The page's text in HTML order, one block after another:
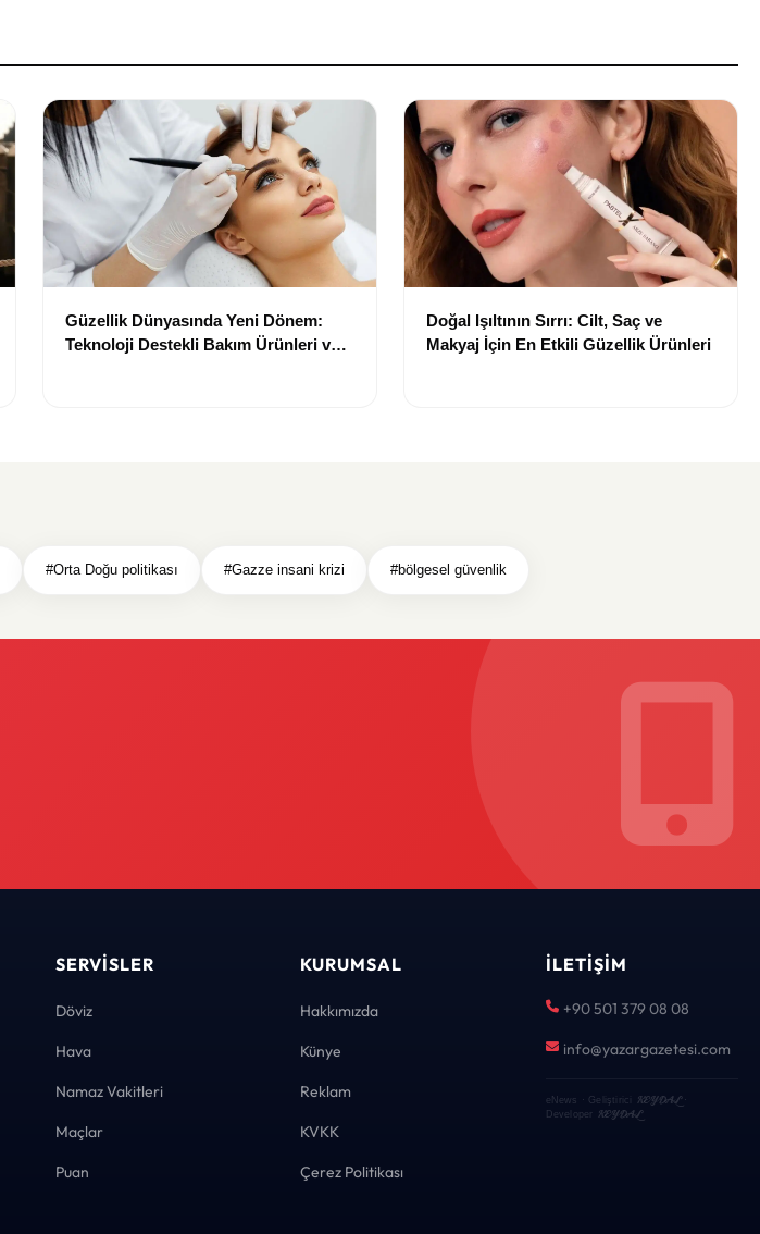
Güzellik Dünyasında Yeni Dönem:
Teknoloji Destekli Bakım Ürünleri ve
Doğal Işıltının Sırrı: Cilt, Saç ve
Makyaj İçin En Etkili Güzellik Ürünleri
#Orta Doğu politikası #Gazze insani krizi #bölgesel güvenlik
SERVISLER
Döviz
Hava
Namaz Vakitleri
Maçlar
Puan
KURUMSAL
Hakkımızda
Künye
Reklam
KVKK
Çerez Politikası
İLETIŞIM
+90 501 379 08 08
info@yazargazetesi.com
eNews · Geliştirici KEYDAL·
Developer KEYDAL